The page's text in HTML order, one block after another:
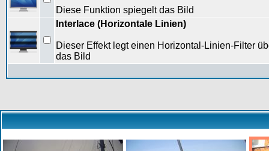
Diese Funktion spiegelt das Bild
Interlace (Horizontale Linien)
Dieser Effekt legt einen Horizontal-Linien-Filter
das Bild